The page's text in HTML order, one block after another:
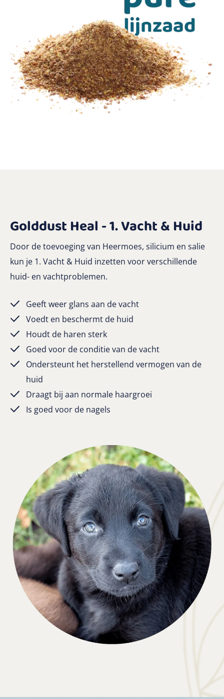
Golddust Heal - 1. Vacht & Huid
Door de toevoeging van Heermoes, silicium en salie
kun je 1. Vacht & Huid inzetten voor verschillende
huid- en vachtproblemen.
Geeft weer glans aan de vacht
Voedt en beschermt de huid
Houdt de haren sterk
Goed voor de conditie van de vacht
Ondersteunt het herstellend vermogen van de
huid
Draagt bij aan normale haargroei
Is goed voor de nagels